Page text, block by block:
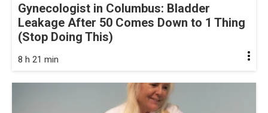
Gynecologist in Columbus: Bladder
Leakage After 50 Comes Down to 1 Thing
(Stop Doing This)
8 h 21 min